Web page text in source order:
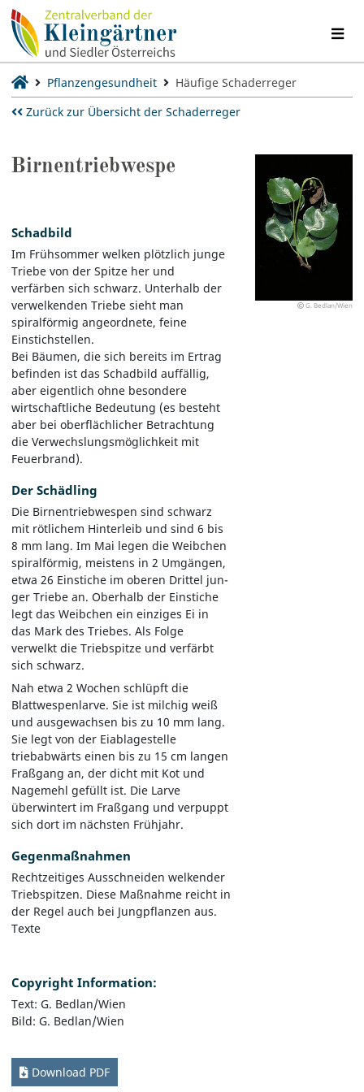
Pflanzengesundheit
Häufige Schaderreger
Zurück zur Übersicht der Schaderreger
Birnentriebwespe
Schadbild
Im Frühsommer welken plötzlich junge
Triebe von der Spitze her und
verfärben sich schwarz. Unterhalb der
verwelkenden Triebe sieht man
spiralförmig angeordnete, feine
Einstichstellen.
Bei Bäumen, die sich bereits im Ertrag
befinden ist das Schadbild auffällig,
aber eigentlich ohne besondere
wirtschaftliche Bedeutung (es besteht
aber bei oberflächlicher Betrachtung
die Verwechslungsmöglichkeit mit
Feuerbrand).
Der Schädling
Die Birnentriebwespen sind schwarz
mit rötlichem Hinterleib und sind 6 bis
8 mm lang. Im Mai legen die Weibchen
spiralförmig, meistens in 2 Umgängen,
etwa 26 Einstiche im oberen Drittel jun-
ger Triebe an. Oberhalb der Einstiche
legt das Weibchen ein einziges Ei in
das Mark des Triebes. Als Folge
verwelkt die Triebspitze und verfärbt
sich schwarz.
Nah etwa 2 Wochen schlüpft die
Blattwespenlarve. Sie ist milchig weiß
und ausgewachsen bis zu 10 mm lang.
Sie legt von der Eiablagestelle
triebabwärts einen bis zu 15 cm langen
Fraßgang an, der dicht mit Kot und
Nagemehl gefüllt ist. Die Larve
überwintert im Fraßgang und verpuppt
sich dort im nächsten Frühjahr.
Gegenmaßnahmen
Rechtzeitiges Ausschneiden welkender
Triebspitzen. Diese Maßnahme reicht in
der Regel auch bei Jungpflanzen aus.
Texte
Copyright Information:
Text: G. Bedlan/Wien
Bild: G. Bedlan/Wien
Download PDF
G. Bedlan/Wien